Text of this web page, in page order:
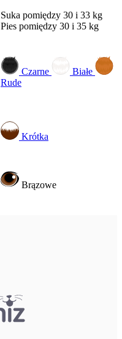
Suka pomiędzy 30 i 33 kg
Pies pomiędzy 30 i 35 kg
Czarne
Białe
Rude
Krótka
Brązowe